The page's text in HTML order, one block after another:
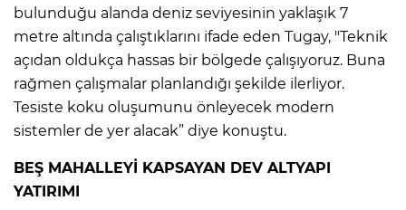
bulunduğu alanda deniz seviyesinin yaklaşık 7
metre altında çalıştıklarını ifade eden Tugay, "Teknik
açıdan oldukça hassas bir bölgede çalışıyoruz. Buna
rağmen çalışmalar planlandığı şekilde ilerliyor.
Tesiste koku oluşumunu önleyecek modern
sistemler de yer alacak” diye konuştu.
BEŞ MAHALLEYİ KAPSAYAN DEV ALTYAPI
YATIRIMI